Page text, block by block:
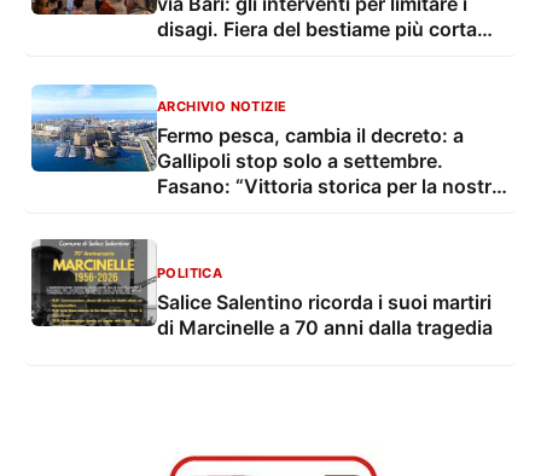
disagi. Fiera del bestiame più corta
ARCHIVIO NOTIZIE
Fermo pesca, cambia il decreto: a
Gallipoli stop solo a settembre.
Fasano: “Vittoria storica per la nostra
POLITICA
Salice Salentino ricorda i suoi martiri
di Marcinelle a 70 anni dalla tragedia